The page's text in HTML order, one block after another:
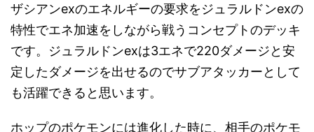
ザシアンexのエネルギーの要求をジュラルドンexの
特性でエネ加速をしながら戦うコンセプトのデッキ
です。ジュラルドンexは3エネで220ダメージと安
定したダメージを出せるのでサブアタッカーとして
も活躍できると思います。
ホップのポケモンには進化した時に、相手のポケモ